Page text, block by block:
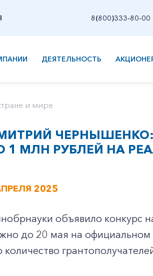
8(800)333-80-00
ДЕЯТЕЛЬНОСТЬ
и мире
ЧЕРНЫШЕНКО:
1 МЛН РУБЛЕЙ НА
2025
объявило конкурс
до 20 мая на
количество